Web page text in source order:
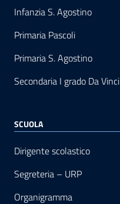
Infanzia S. Agostino
Primaria Pascoli
Primaria S. Agostino
Secondaria I grado Da Vinci
SCUOLA
Dirigente scolastico
Segreteria – URP
Organigramma